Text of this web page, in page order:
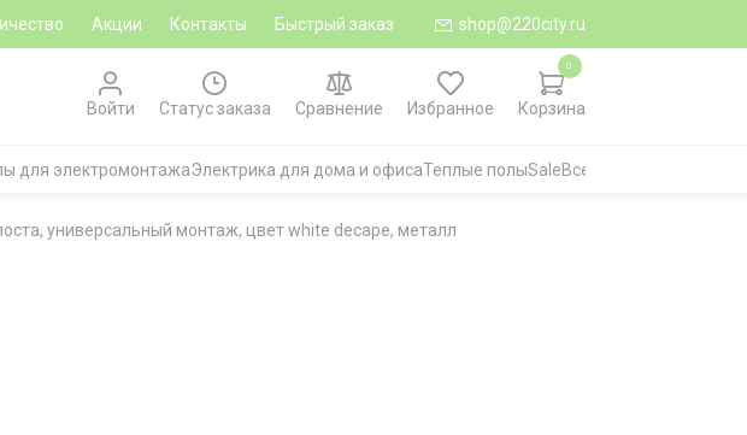
Акции Контакты Быстрый заказ shop@220city.ru
Войти
Статус заказа Сравнение Избранное Корзина
0
для электромонтажаЭлектрика для дома и офисаТеплые полыSaleВсе категории
универсальный монтаж, цвет white decape, металл